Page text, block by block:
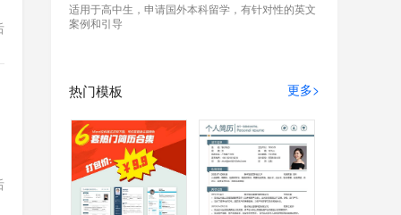
适用于高中生，申请国外本科留学，有针对性的英文
案例和引导
热门模板 更多>